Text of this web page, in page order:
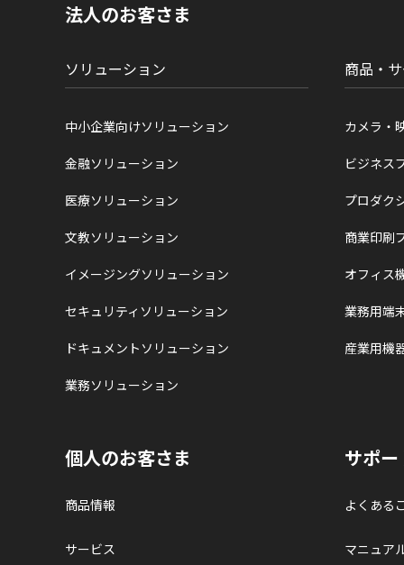
法人のお客さま
ソリューション
中小企業向けソリューション
金融ソリューション
医療ソリューション
文教ソリューション
イメージングソリューション
セキュリティソリューション
ドキュメントソリューション
業務ソリューション
商品・
カメラ・
ビジネス
プロダク
商業印刷
オフィス
業務用端
産業用機
個人のお客さま
商品情報
サービス
サポ
よくある
マニュア